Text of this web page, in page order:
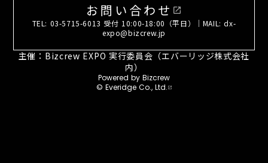
お問い合わせ open_in_new
TEL: 03-5715-6013 受付 10:00-18:00（平日）｜MAIL: dx-
expo@bizcrew.jp
主催：Bizcrew EXPO 実行委員会（エバーリッジ株式会社
内）
Powered by Bizcrew
© Everidge Co., Ltd. open_in_new